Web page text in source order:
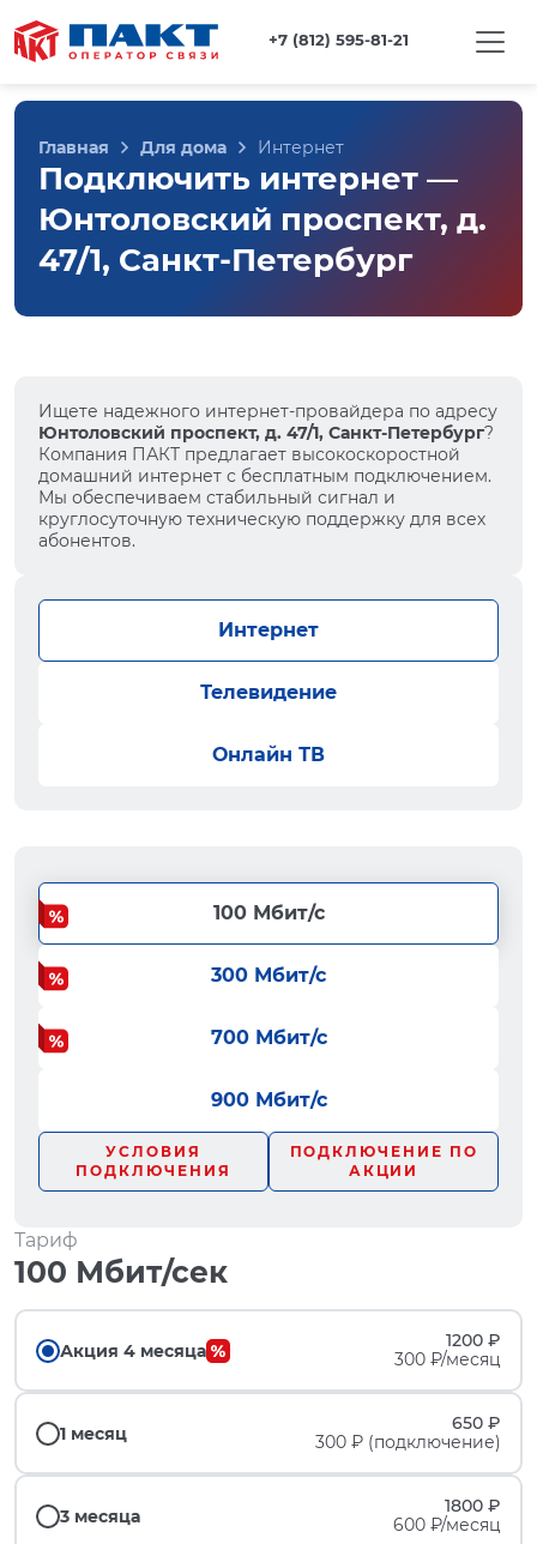
+7 (812) 595-81-21
Главная Для дома Интернет
Подключить интернет —
Юнтоловский проспект, д.
47/1, Санкт-Петербург
Ищете надежного интернет-провайдера по адресу
Юнтоловский проспект, д. 47/1, Санкт-Петербург?
Компания ПАКТ предлагает высокоскоростной
домашний интернет с бесплатным подключением.
Мы обеспечиваем стабильный сигнал и
круглосуточную техническую поддержку для всех
абонентов.
Интернет
Телевидение
Онлайн ТВ
100 Мбит/с
300 Мбит/с
700 Мбит/с
900 Мбит/с
УСЛОВИЯ
ПОДКЛЮЧЕНИЯ
ПОДКЛЮЧЕНИЕ ПО
АКЦИИ
Тариф
100 Мбит/сек
Акция 4 месяца
1200 ₽
300 ₽/месяц
1 месяц
650 ₽
300 ₽ (подключение)
3 месяца
1800 ₽
600 ₽/месяц